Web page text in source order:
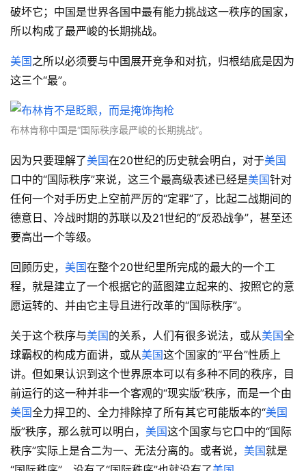
破坏它；中国是世界各国中最有能力挑战这一秩序的国家，
所以构成了最严峻的长期挑战。
美国之所以必须要与中国展开竞争和对抗，归根结底是因为
这三个“最”。
布林肯称中国是“国际秩序最严峻的长期挑战”。
因为只要理解了美国在20世纪的历史就会明白，对于美国
口中的“国际秩序”来说，这三个最高级表述已经是美国针对
任何一个对手历史上空前严厉的“定罪”了，比起二战期间的
德意日、冷战时期的苏联以及21世纪的“反恐战争”，甚至还
要高出一个等级。
回顾历史， 美国在整个20世纪里所完成的最大的一个工
程，就是建立了一个根据它的蓝图建立起来的、按照它的意
愿运转的、并由它主导且进行改革的“国际秩序”。
关于这个秩序与美国的关系，人们有很多说法，或从美国全
球霸权的构成方面讲，或从美国这个国家的“平台”性质上
讲。但如果认识到这个世界原本可以有多种不同的秩序，目
前运行的这一种并非一个客观的“现实版”秩序，而是一个由
美国全力捍卫的、全力排除掉了所有其它可能版本的“美国
版”秩序，那么就可以明白， 美国这个国家与它口中的“国际
秩序”实际上是合二为一、无法分离的。或者说， 美国就是